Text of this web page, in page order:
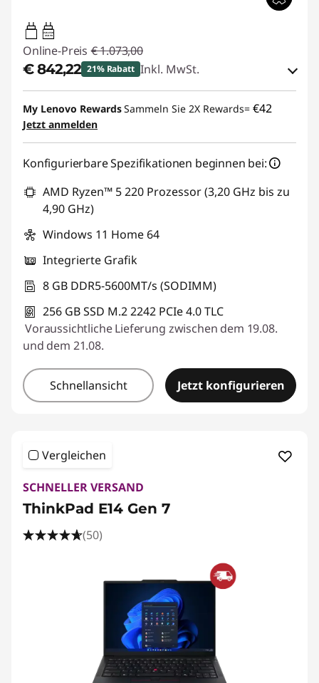
65W-65W
USB PD
Online-Preis € 1.073,00
€ 842,22 21% Rabatt Inkl. MwSt.
eCoupon-Rabatt :-€ 230,78
eCoupon :THINKDEAL
My Lenovo RewardsSammeln Sie 2X Rewards= €42
Jetzt anmelden
Konfigurierbare Spezifikationen beginnen bei:
AMD Ryzen™ 5 220 Prozessor (3,20 GHz bis zu
4,90 GHz)
Windows 11 Home 64
Integrierte Grafik
8 GB DDR5-5600MT/s (SODIMM)
256 GB SSD M.2 2242 PCIe 4.0 TLC
Voraussichtliche Lieferung zwischen dem 19.08.
und dem 21.08.
Schnellansicht Jetzt konfigurieren
Vergleichen
SCHNELLER VERSAND
ThinkPad E14 Gen 7
(50)